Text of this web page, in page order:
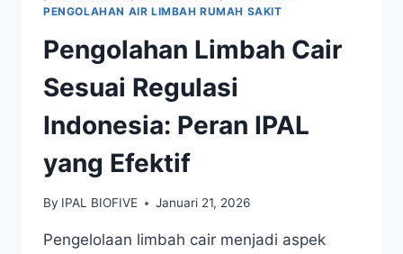
PENGOLAHAN AIR LIMBAH RUMAH SAKIT
Pengolahan Limbah Cair
Sesuai Regulasi
Indonesia: Peran IPAL
yang Efektif
By IPAL BIOFIVE Januari 21, 2026
Pengelolaan limbah cair menjadi aspek